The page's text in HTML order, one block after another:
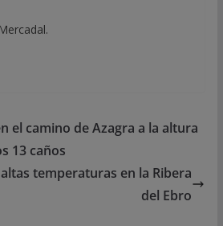
el camino de Azagra a la altura
13 caños
temperaturas en la Ribera
del Ebro